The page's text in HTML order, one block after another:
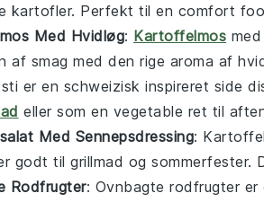
kartofler. Perfekt til en comfort
Med Hvidløg: Kartoffelmos
af smag med den rige aroma af
er en schweizisk inspireret side
eller som en vegetable ret til
Med Sennepsdressing:
godt til grillmad og sommerfester.
Rodfrugter: Ovnbagte rodfrugter